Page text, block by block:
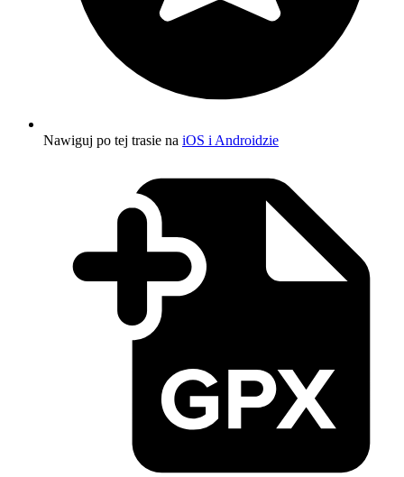
Nawiguj po tej trasie na iOS i Androidzie